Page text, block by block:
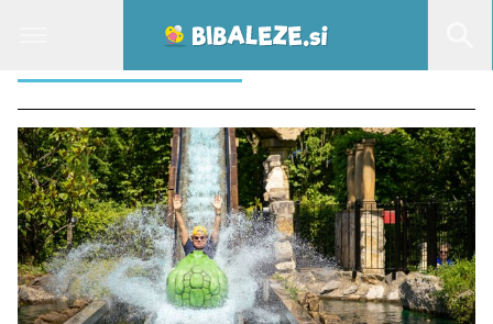
DRUŽINSKI ODDIH